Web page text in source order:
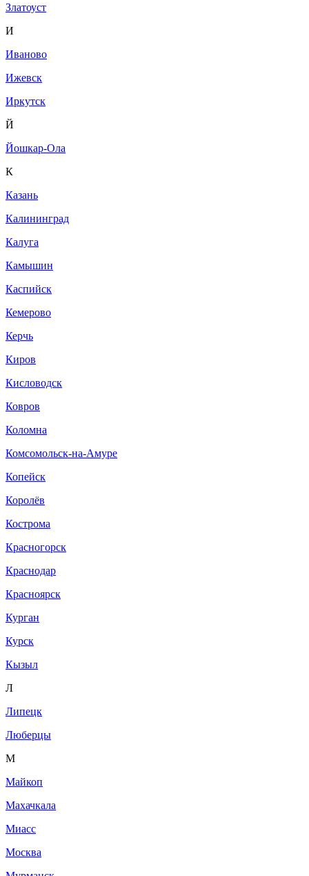
Златоуст
И
Иваново
Ижевск
Иркутск
Й
Йошкар-Ола
К
Казань
Калининград
Калуга
Камышин
Каспийск
Кемерово
Керчь
Киров
Кисловодск
Ковров
Коломна
Комсомольск-на-Амуре
Копейск
Королёв
Кострома
Красногорск
Краснодар
Красноярск
Курган
Курск
Кызыл
Л
Липецк
Люберцы
М
Майкоп
Махачкала
Миасс
Москва